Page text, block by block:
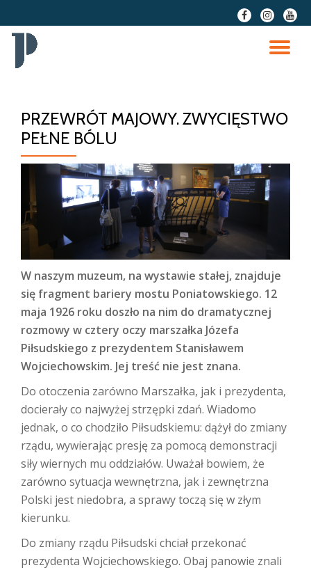
Przeskocz
fa-
facebook
fa-
instagram
fa-
PRZEWRÓT MAJOWY. ZWYCIĘSTWO
PEŁNE BÓLU
W naszym muzeum, na wystawie stałej, znajduje
się fragment bariery mostu Poniatowskiego. 12
maja 1926 roku doszło na nim do dramatycznej
rozmowy w cztery oczy marszałka Józefa
Piłsudskiego z prezydentem Stanisławem
Wojciechowskim. Jej treść nie jest znana.
Do otoczenia zarówno Marszałka, jak i prezydenta,
docierały co najwyżej strzępki zdań. Wiadomo
jednak, o co chodziło Piłsudskiemu: dążył do zmiany
rządu, wywierając presję za pomocą demonstracji
siły wiernych mu oddziałów. Uważał bowiem, że
zarówno sytuacja wewnętrzna, jak i zewnętrzna
Polski jest niedobra, a sprawy toczą się w złym
kierunku.
Do zmiany rządu Piłsudski chciał przekonać
prezydenta Wojciechowskiego. Obaj panowie znali